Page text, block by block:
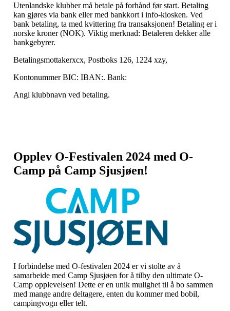
Utenlandske klubber må betale på forhånd førstart. Betaling
kan gjøres via bank eller med bankkort i info-kiosken. Ved
bank betaling, ta med kvittering fra transaksjonen! Betaling er i
norske kroner (NOK). Viktig merknad: Betaleren dekker alle
bankgebyrer.
Betalingsmottakerxcx, Postboks 126, 1224 xzy,
Kontonummer BIC: IBAN:. Bank:
Angi klubbnavn ved betaling.
Opplev O-Festivalen 2024 med O-
Camp på Camp Sjusjøen!
I forbindelse med O-festivalen 2024 er vi stolte av å
samarbeide med Camp Sjusjøen for å tilby den ultimate O-
Camp opplevelsen! Dette er en unik mulighet til å bo sammen
med mange andre deltagere, enten du kommer med bobil,
campingvogn eller telt.